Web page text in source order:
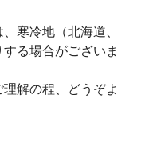
寒冷地（北海道、
る場合がございま
解の程、どうぞよ